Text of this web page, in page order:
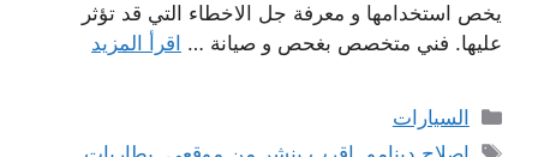
يخص استخدامها و معرفة جل الاخطاء التي قد تؤثر
عليها. فني متخصص بغحص و صيانة … اقرأ المزيد
التصنيفات
السيارات
الوسوم